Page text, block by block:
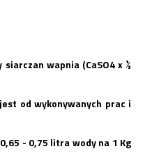
siarczan wapnia (CaSO4 x ½
od wykonywanych prac i
0,65 - 0,75 litra wody na 1 Kg